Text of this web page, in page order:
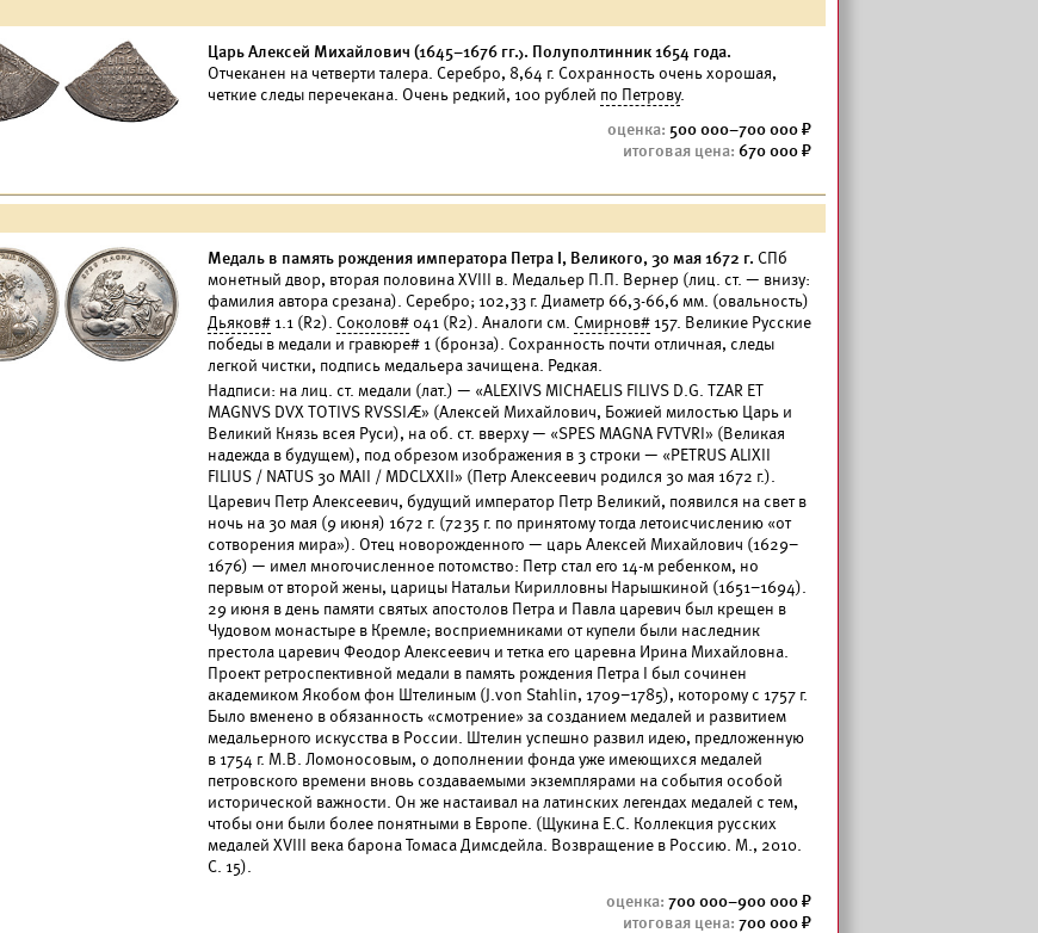
Царь Алексей Михайлович (1645–1676 гг.). Полуполтинник 1654 года.
Отчеканен на четверти талера. Серебро, 8,64 г. Сохранность очень хорошая,
четкие следы перечекана. Очень редкий, 100 рублей по Петрову.
500 000–700 000
670 000
Медаль в память рождения императора Петра I, Великого, 30 мая 1672 г. СПб
монетный двор, вторая половина XVIII в. Медальер П.П. Вернер (лиц. ст. — внизу:
фамилия автора срезана). Серебро; 102,33 г. Диаметр 66,3-66,6 мм. (овальность)
Дьяков# 1.1 (R2). Соколов# 041 (R2). Аналоги см. Смирнов# 157. Великие Русские
победы в медали и гравюре# 1 (бронза). Сохранность почти отличная, следы
легкой чистки, подпись медальера зачищена. Редкая.
Надписи: на лиц. ст. медали (лат.) — «ALEXIVS MICHAELIS FILIVS D.G. TZAR ET
MAGNVS DVX TOTIVS RVSSIÆ» (Алексей Михайлович, Божией милостью Царь и
Великий Князь всея Руси), на об. ст. вверху — «SPES MAGNA FVTVRI» (Великая
надежда в будущем), под обрезом изображения в 3 строки — «PETRUS ALIXII
FILIUS / NATUS 30 MAII / MDCLXXII» (Петр Алексеевич родился 30 мая 1672 г.).
Царевич Петр Алексеевич, будущий император Петр Великий, появился на свет в
ночь на 30 мая (9 июня) 1672 г. (7235 г. по принятому тогда летоисчислению «от
сотворения мира»). Отец новорожденного — царь Алексей Михайлович (1629–
1676) — имел многочисленное потомство: Петр стал его 14-м ребенком, но
первым от второй жены, царицы Натальи Кирилловны Нарышкиной (1651–1694).
29 июня в день памяти святых апостолов Петра и Павла царевич был крещен в
Чудовом монастыре в Кремле; восприемниками от купели были наследник
престола царевич Феодор Алексеевич и тетка его царевна Ирина Михайловна.
Проект ретроспективной медали в память рождения Петра I был сочинен
академиком Якобом фон Штелиным (J.von Stahlin, 1709–1785), которому с 1757 г.
Было вменено в обязанность «смотрение» за созданием медалей и развитием
медальерного искусства в России. Штелин успешно развил идею, предложенную
в 1754 г. М.В. Ломоносовым, о дополнении фонда уже имеющихся медалей
петровского времени вновь создаваемыми экземплярами на события особой
исторической важности. Он же настаивал на латинских легендах медалей с тем,
чтобы они были более понятными в Европе. (Щукина Е.С. Коллекция русских
медалей XVIII века барона Томаса Димсдейла. Возвращение в Россию. М., 2010.
С. 15).
700 000–900 000
700 000